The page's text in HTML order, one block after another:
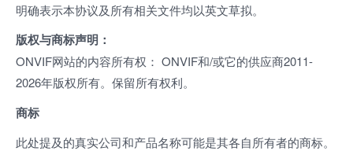
明确表示本协议及所有相关文件均以英文草拟。
版权与商标声明：
ONVIF网站的内容所有权： ONVIF和/或它的供应商2011-
2026年版权所有。保留所有权利。
商标
此处提及的真实公司和产品名称可能是其各自所有者的商标。